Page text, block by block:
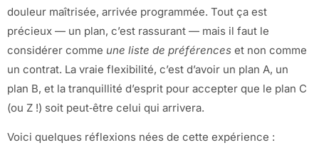
douleur maîtrisée, arrivée programmée. Tout ça est
précieux — un plan, c’est rassurant — mais il faut le
considérer comme une liste de préférences et non comme
un contrat. La vraie flexibilité, c’est d’avoir un plan A, un
plan B, et la tranquillité d’esprit pour accepter que le plan C
(ou Z !) soit peut‑être celui qui arrivera.
Voici quelques réflexions nées de cette expérience :